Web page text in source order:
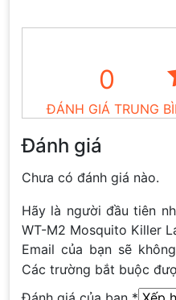
0
ĐÁNH GIÁ TRUNG
Đánh giá
Chưa có đánh giá nào.
Hãy là người đầu tiên
WT-M2 Mosquito Killer
Email của bạn sẽ
Các trường bắt buộc